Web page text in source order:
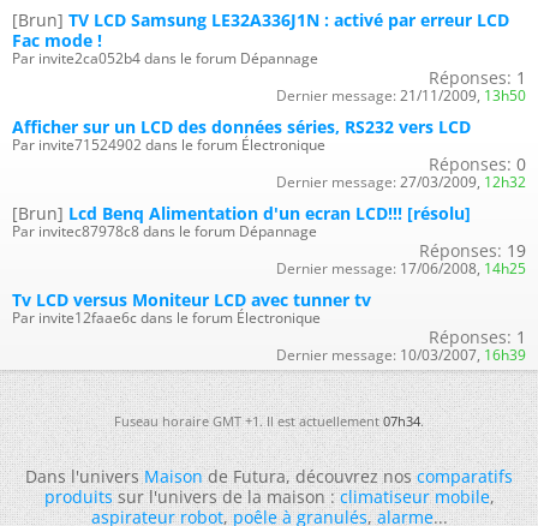
[Brun] TV LCD Samsung LE32A336J1N : activé par erreur LCD
Fac mode !
Par invite2ca052b4 dans le forum Dépannage
Réponses: 1
Dernier message: 21/11/2009, 13h50
Afficher sur un LCD des données séries, RS232 vers LCD
Par invite71524902 dans le forum Électronique
Réponses: 0
Dernier message: 27/03/2009, 12h32
[Brun] Lcd Benq Alimentation d'un ecran LCD!!! [résolu]
Par invitec87978c8 dans le forum Dépannage
Réponses: 19
Dernier message: 17/06/2008, 14h25
Tv LCD versus Moniteur LCD avec tunner tv
Par invite12faae6c dans le forum Électronique
Réponses: 1
Dernier message: 10/03/2007, 16h39
Fuseau horaire GMT +1. Il est actuellement07h34.
Dans l'universMaisonde Futura, découvrez noscomparatifs
produitssur l'univers de la maison :climatiseur mobile,
aspirateur robot,poêle à granulés,alarme...